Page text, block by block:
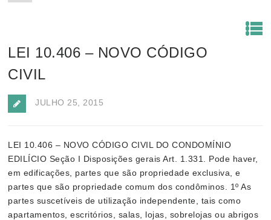
LEI 10.406 – NOVO CÓDIGO
CIVIL
JULHO 25, 2015
LEI 10.406 – NOVO CÓDIGO CIVIL DO CONDOMÍNIO
EDILÍCIO Seção I Disposições gerais Art. 1.331. Pode haver,
em edificações, partes que são propriedade exclusiva, e
partes que são propriedade comum dos condôminos. 1º As
partes suscetíveis de utilização independente, tais como
apartamentos, escritórios, salas, lojas, sobrelojas ou abrigos